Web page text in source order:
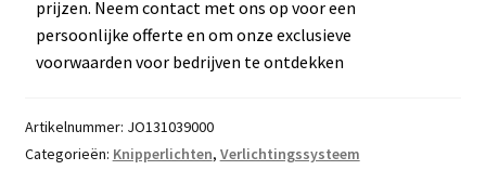
prijzen. Neem contact met ons op voor een
persoonlijke offerte en om onze exclusieve
voorwaarden voor bedrijven te ontdekken
Artikelnummer: JO131039000
Categorieën: Knipperlichten, Verlichtingssysteem